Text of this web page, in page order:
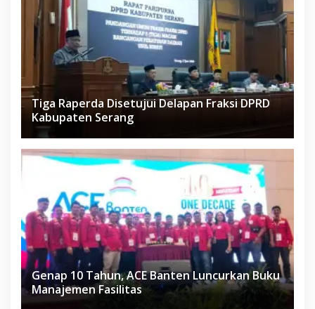
Tiga Raperda Disetujui Delapan Fraksi DPRD
Kabupaten Serang
Genap 10 Tahun, ACE Banten Luncurkan Buku
Manajemen Fasilitas